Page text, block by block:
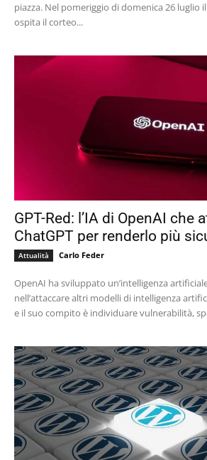
piazza. Nel pomeriggio di domenica 26 luglio
ospita il corteo...
GPT-Red: l’IA di OpenAI che
ChatGPT per renderlo più
Attualità Carlo Feder
OpenAI ha sviluppato un’intelligenza
nell’attaccare altri modelli di intelligenza
e il suo compito è individuare vulnerabilità,